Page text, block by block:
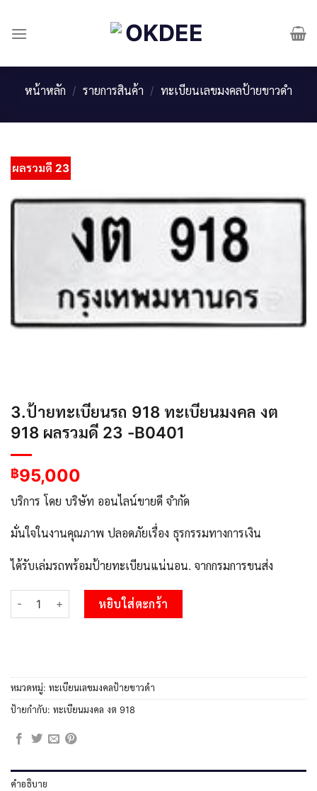
content
หน้าหลัก / รายการสินค้า / ทะเบียนเลขมงคลป้ายขาวดำ
ผลรวมดี 23
3.ป้ายทะเบียนรถ 918 ทะเบียนมงคล งต
918 ผลรวมดี 23 -B0401
฿95,000
บริการ โดย บริษัท ออนไลน์ขายดี จำกัด
มั่นใจในงานคุณภาพ ปลอดภัยเรื่อง ธุรกรรมทางการเงิน
ได้รับเล่มรถพร้อมป้ายทะเบียนแน่นอน. จากกรมการขนส่ง
จำนวน 3.ป้ายทะเบียนรถ 918 ทะเบียนมงคล งต 918 ผลรวมดี 23 -
หยิบใส่ตะกร้า
หมวดหมู่: ทะเบียนเลขมงคลป้ายขาวดำ
ป้ายกำกับ: ทะเบียนมงคล งต 918
คำอธิบาย